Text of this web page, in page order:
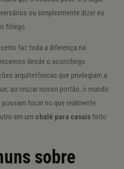
ou simplesmente dizer eu
fôlego.
certo faz toda a diferença na
desde o aconchego
arquitetônicas que privilegiam a
ao cruzar nosso portão, o mundo
focar no que realmente
em um chalé para casais feito
sobre